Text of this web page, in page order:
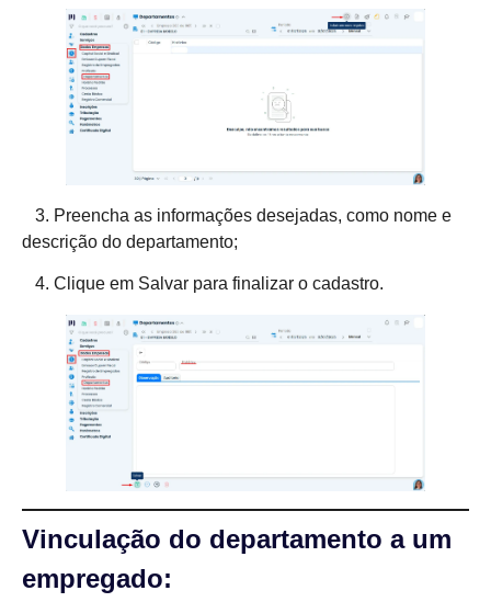
3. Preencha as informações desejadas, como nome e
descrição do departamento;
4. Clique em Salvar para finalizar o cadastro.
Vinculação do departamento a um
empregado: